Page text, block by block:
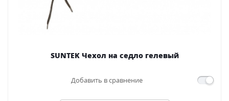
SUNTEK Чехол на седло гелевый
Добавить в сравнение